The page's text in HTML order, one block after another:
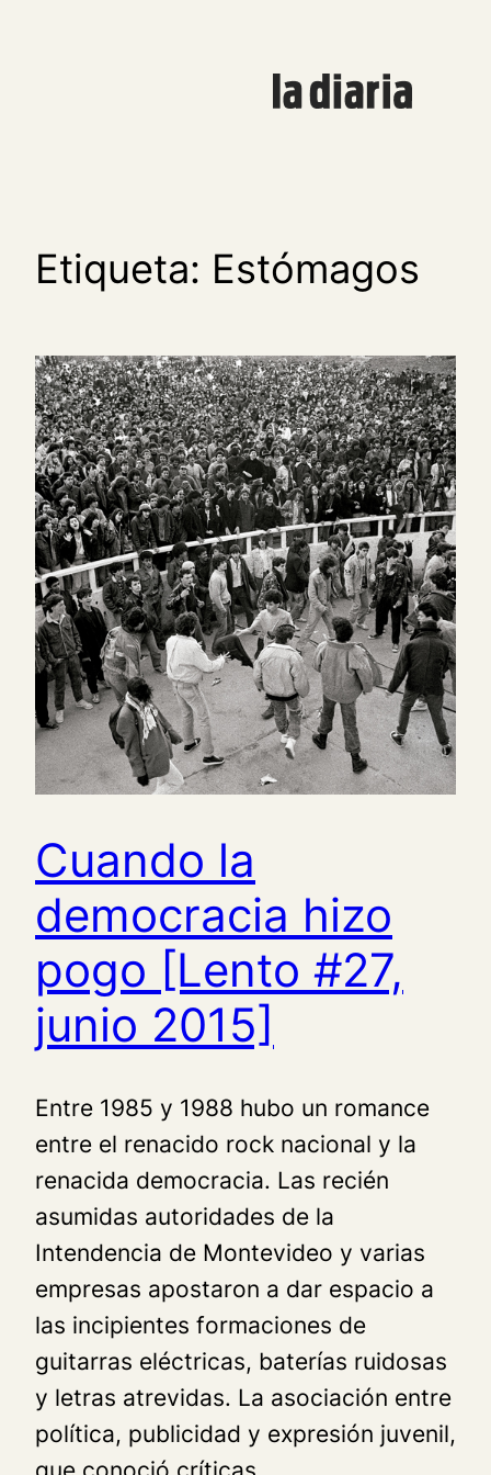
Etiqueta: Estómagos
Cuando la
democracia hizo
pogo [Lento #27,
junio 2015]
Entre 1985 y 1988 hubo un romance
entre el renacido rock nacional y la
renacida democracia. Las recién
asumidas autoridades de la
Intendencia de Montevideo y varias
empresas apostaron a dar espacio a
las incipientes formaciones de
guitarras eléctricas, baterías ruidosas
y letras atrevidas. La asociación entre
política, publicidad y expresión juvenil,